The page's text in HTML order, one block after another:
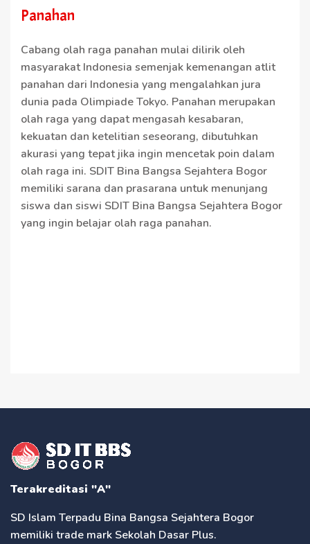
Panahan
Cabang olah raga panahan mulai dilirik oleh
masyarakat Indonesia semenjak kemenangan atlit
panahan dari Indonesia yang mengalahkan jura
dunia pada Olimpiade Tokyo. Panahan merupakan
olah raga yang dapat mengasah kesabaran,
kekuatan dan ketelitian seseorang, dibutuhkan
akurasi yang tepat jika ingin mencetak poin dalam
olah raga ini. SDIT Bina Bangsa Sejahtera Bogor
memiliki sarana dan prasarana untuk menunjang
siswa dan siswi SDIT Bina Bangsa Sejahtera Bogor
yang ingin belajar olah raga panahan.
Terakreditasi "A"
SD Islam Terpadu Bina Bangsa Sejahtera Bogor
memiliki trade mark Sekolah Dasar Plus.